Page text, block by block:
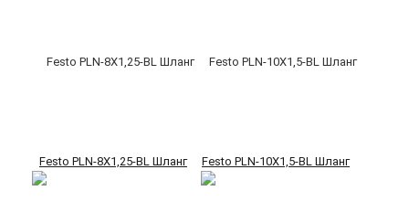
Festo PLN-8X1,25-BL Шланг Festo PLN-10X1,5-BL Шланг